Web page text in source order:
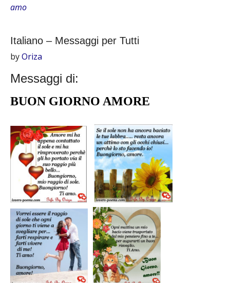
amo
Italiano – Messaggi per Tutti
byOriza
Messaggi di:
BUON GIORNO AMORE